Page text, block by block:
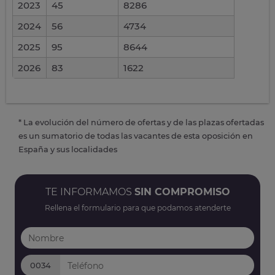
2023 45
8286
2024
56
4734
2025
95
8644
2026
83 1622
* La evolución del número de ofertas y de las plazas ofertadas
es un sumatorio de todas las vacantes de esta oposición en
España y sus localidades
TE INFORMAMOS SIN COMPROMISO
Rellena el formulario para que podamos atenderte
0034